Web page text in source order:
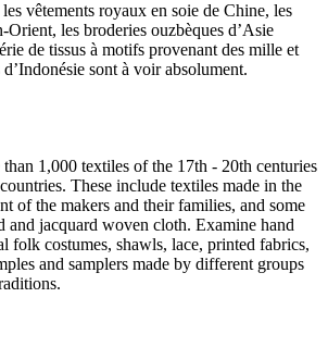
vêtements royaux en soie de Chine, les
Orient, les broderies ouzbèques d’Asie
de tissus à motifs provenant des mille et
sont à voir absolument.
1,000 textiles of the 17th - 20th centuries
These include textiles made in the
of the makers and their families, and some
and jacquard woven cloth. Examine hand
folk costumes, shawls, lace, printed fabrics,
and samplers made by different groups